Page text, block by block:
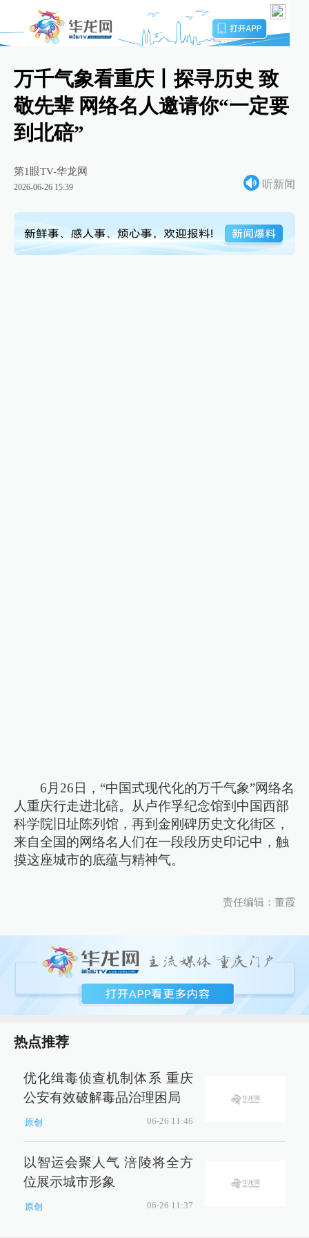
万千气象看重庆丨探寻历史 致
敬先辈 网络名人邀请你“一定要
到北碚”
第1眼TV-华龙网
2026-06-26 15:39 听新闻
6月26日，“中国式现代化的万千气象”网络名
人重庆行走进北碚。从卢作孚纪念馆到中国西部
科学院旧址陈列馆，再到金刚碑历史文化街区，
来自全国的网络名人们在一段段历史印记中，触
摸这座城市的底蕴与精神气。
责任编辑：董霞
热点推荐
优化缉毒侦查机制体系 重庆
公安有效破解毒品治理困局
原创 06-26 11:46
以智运会聚人气 涪陵将全方
位展示城市形象
原创 06-26 11:37